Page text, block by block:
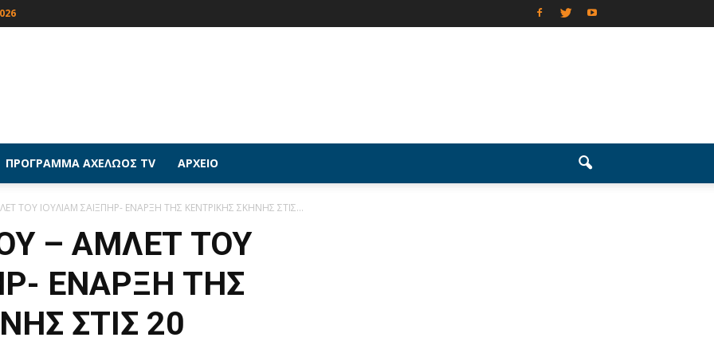
ΠΡΟΓΡΑΜΜΑ ΑΧΕΛΩΟΣ TV ΑΡΧΕΙΟ
ΤΟΥ ΙΟΥΛΙΑΜ ΣΑΙΞΠΗΡ- ΕΝΑΡΞΗ ΤΗΣ ΚΕΝΤΡΙΚΗΣ ΣΚΗΝΗΣ ΣΤΙΣ...
– ΑΜΛΕΤ ΤΟΥ
ΕΝΑΡΞΗ ΤΗΣ
ΣΤΙΣ 20